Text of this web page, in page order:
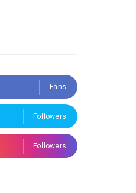
Fans
Followers
Followers